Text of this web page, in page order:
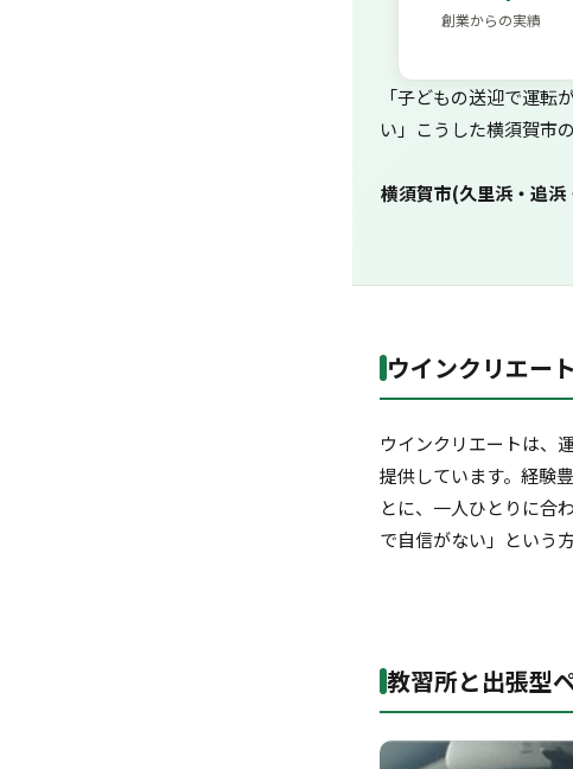
創業からの実績
「子どもの送迎で運
い」こうした横須賀市
横須賀市(久里浜・追
ウインクリエー
ウインクリエートは、
提供しています。経験
とに、一人ひとりに合
で自信がない」という
教習所と出張型